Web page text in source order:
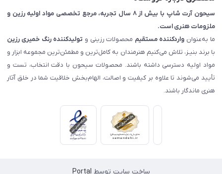
سیحون آرت شاپ با بیش از ۸ سال تجربه، مرجع تخصصی مواد اولیه رزین و
ملزومات هنری است.
ما به‌عنوان واردکننده مستقیم محصولات رزینی و تولیدکننده رنگ خمیری رزین
با برند بنیـز، تلاش می‌کنیم هنرمندان به کامل‌ترین و مطمئن‌ترین مجموعه ابزار و
مواد اولیه دسترسی داشته باشند. محصولات سیحون با دقت انتخاب، تست و
تأیید می‌شوند تا علاوه بر کیفیت و اصالت، الهام‌بخش خلاقیت شما در خلق آثار
هنری ماندگار باشند.
ساخت سایت توسط Portal